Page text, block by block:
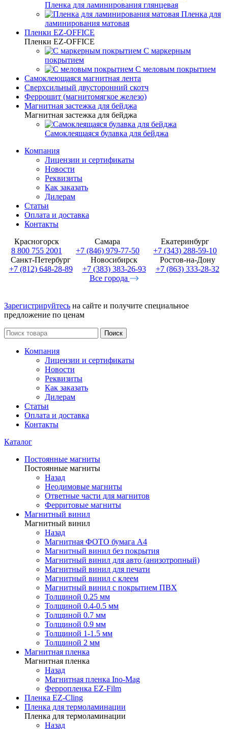
Пленка для ламинирования глянцевая
Пленка для
ламинирования матовая
Пленки EZ-OFFICE
Пленки EZ-OFFICE
С маркерным
покрытием
С меловым покрытием
Самоклеющаяся магнитная лента
Сверхсильный двусторонний скотч
Феррошит (магнитомягкое железо)
Магнитная застежка для бейджа
Магнитная застежка для бейджа
Самоклеящаяся булавка для бейджа
Компания
Лицензии и сертификаты
Новости
Реквизиты
Как заказать
Дилерам
Статьи
Оплата и доставка
Контакты
Красногорск
8 800 755 2001
Самара
+7 (846) 979-77-50
Екатеринбург
+7 (343) 288-59-10
Санкт-Петербург
+7 (812) 648-28-89
Новосибирск
+7 (383) 383-26-93
Ростов-на-Дону
+7 (863) 333-28-32
Все города
Зарегистрируйтесь на сайте и получите специальное
предложение по ценам
Поиск
Компания
Лицензии и сертификаты
Новости
Реквизиты
Как заказать
Дилерам
Статьи
Оплата и доставка
Контакты
Каталог
Постоянные магниты
Постоянные магниты
Назад
Неодимовые магниты
Ответные части для магнитов
Ферритовые магниты
Магнитный винил
Магнитный винил
Назад
Магнитная ФОТО бумага А4
Магнитный винил без покрытия
Магнитный винил для авто (анизотропный)
Магнитный винил для печати
Магнитный винил с клеем
Магнитный винил с покрытием ПВХ
Толщиной 0.25 мм
Толщиной 0.4-0.5 мм
Толщиной 0.7 мм
Толщиной 0.9 мм
Толщиной 1-1.5 мм
Толщиной 2 мм
Магнитная пленка
Магнитная пленка
Назад
Магнитная пленка Ino-Mag
Ферропленка EZ-Film
Пленка EZ-Cling
Пленка для термоламинации
Пленка для термоламинации
Назад